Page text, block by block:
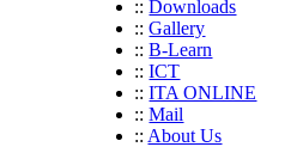
:: Downloads
:: Gallery
:: B-Learn
:: ICT
:: ITA ONLINE
:: Mail
:: About Us